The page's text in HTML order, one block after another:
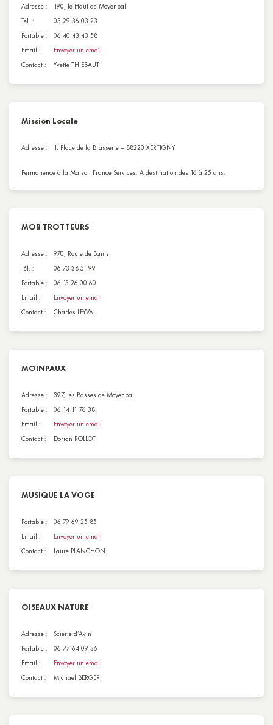
Adresse :
190, le Haut de Moyenpal
Tél. :
03 29 36 03 23
Portable :
06 40 43 43 58
Email :
Envoyer un email
Contact :
Yvette THIEBAUT
Mission Locale
Adresse : 1, Place de la Brasserie – 88220 XERTIGNY
Permanence à la Maison France Services. A destination des 16 à 25 ans.
MOB TROTTEURS
Adresse :
970, Route de Bains
Tél. :
06 73 38 51 99
Portable :
06 13 26 00 60
Email :
Envoyer un email
Contact :
Charles LEYVAL
MOINPAUX
Adresse :
397, les Basses de Moyenpal
Portable :
06 14 11 76 38
Email :
Envoyer un email
Contact :
Dorian ROLLOT
MUSIQUE LA VOGE
Portable :
06 79 69 25 85
Email :
Envoyer un email
Contact :
Laure PLANCHON
OISEAUX NATURE
Adresse :
Scierie d’Avin
Portable :
06 77 64 09 36
Email :
Envoyer un email
Contact :
Michaël BERGER